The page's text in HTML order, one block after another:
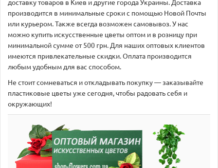
доставку товаров в Киев и другие города Украины. Доставка
производится в минимальные сроки с помощью Новой Почты
или курьером. Также всегда возможен самовывоз. У нас
можно купить искусственные цветы оптом и в розницу при
минимальной сумме от 500 грн. Для наших оптовых клиентов
имеются привлекательные скидки. Оплата производится
любым удобным для вас способом.
Не стоит сомневаться и откладывать покупку — заказывайте
пластиковые цветы уже сегодня, чтобы радовать себя и
окружающих!